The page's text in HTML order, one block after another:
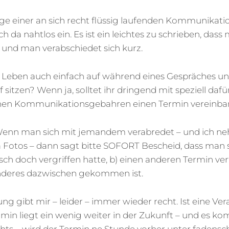
einer an sich recht flüssig laufenden
da nahtlos ein. Es ist ein leichtes zu schrieben, dass
man verabschiedet sich kurz.
auch einfach auf während eines Gespräches
sitzen? Wenn ja, solltet ihr dringend mit speziell
Kommunikationsgebahren einen Termin
man sich mit jemandem verabredet – und ich
– dann sagt bitte SOFORT Bescheid, dass man
doch vergriffen hatte, b) einen anderen Termin
dazwischen gekommen ist.
gibt mir – leider – immer wieder recht. Ist eine
liegt ein wenig weiter in der Zukunft – und es